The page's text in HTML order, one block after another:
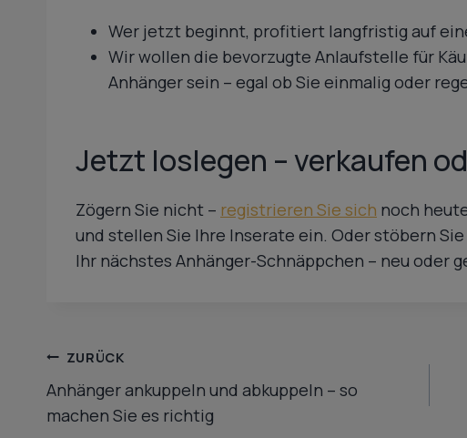
Wer jetzt beginnt, profitiert langfristig auf
Wir wollen die bevorzugte Anlaufstelle für
Anhänger sein – egal ob Sie einmalig oder
Jetzt loslegen – verkaufen
Zögern Sie nicht – registrieren Sie sich noch
und stellen Sie Ihre Inserate ein. Oder stöbern
Ihr nächstes Anhänger-Schnäppchen – neu oder
Beitragsnavigation
ZURÜCK
Anhänger ankuppeln und abkuppeln – so
machen Sie es richtig